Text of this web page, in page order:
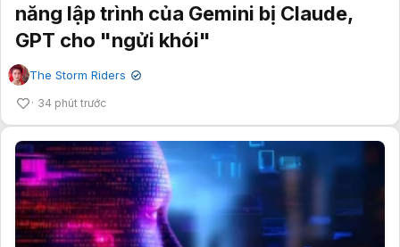
năng lập trình của Gemini bị Claude,
GPT cho "ngửi khói"
The Storm Riders ✔
34 phút trước